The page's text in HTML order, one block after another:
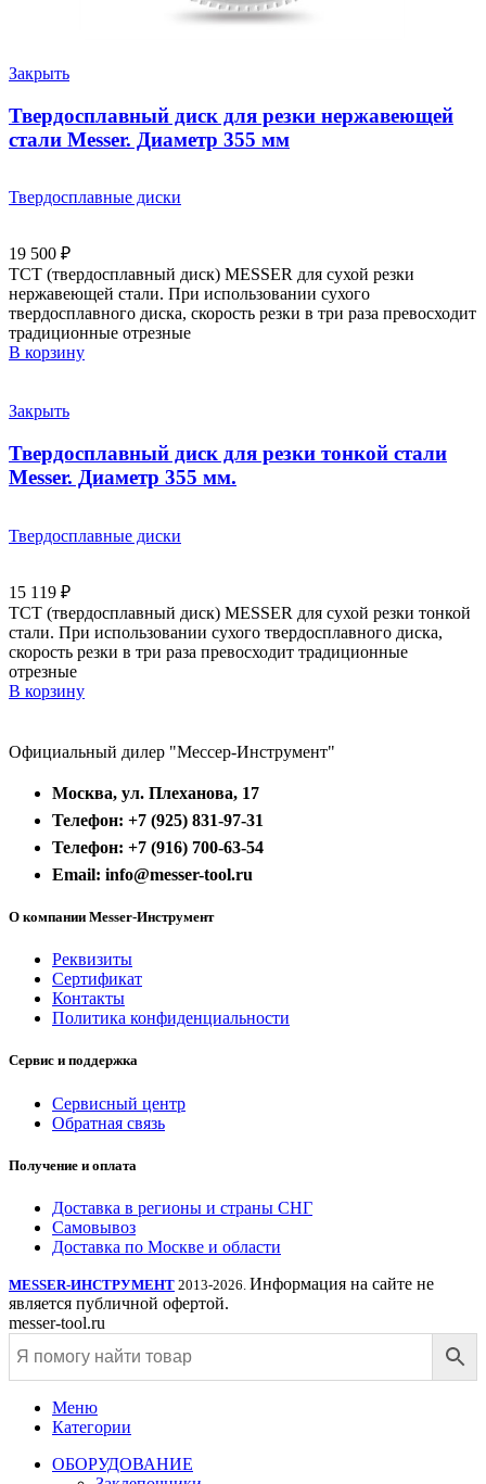
Закрыть
Твердосплавный диск для резки нержавеющей
стали Messer. Диаметр 355 мм
Твердосплавные диски
19 500 ₽
ТСТ (твердосплавный диск) MESSER для сухой резки
нержавеющей стали. При использовании сухого
твердосплавного диска, скорость резки в три раза превосходит
традиционные отрезные
В корзину
Закрыть
Твердосплавный диск для резки тонкой стали
Messer. Диаметр 355 мм.
Твердосплавные диски
15 119 ₽
ТСТ (твердосплавный диск) MESSER для сухой резки тонкой
стали. При использовании сухого твердосплавного диска,
скорость резки в три раза превосходит традиционные
отрезные
В корзину
Официальный дилер "Мессер-Инструмент"
Москва, ул. Плеханова, 17
Телефон: +7 (925) 831-97-31
Телефон: +7 (916) 700-63-54
Email: info@messer-tool.ru
О компании Messer-Инструмент
Реквизиты
Сертификат
Контакты
Политика конфиденциальности
Сервис и поддержка
Сервисный центр
Обратная связь
Получение и оплата
Доставка в регионы и страны СНГ
Самовывоз
Доставка по Москве и области
MESSER-ИНСТРУМЕНТ 2013-2026. Информация на сайте не
является публичной офертой.
messer-tool.ru
Меню
Категории
ОБОРУДОВАНИЕ